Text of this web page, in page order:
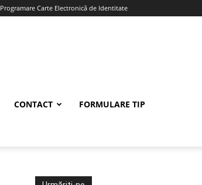
Programare Carte Electronică de Identitate
CONTACT FORMULARE TIP